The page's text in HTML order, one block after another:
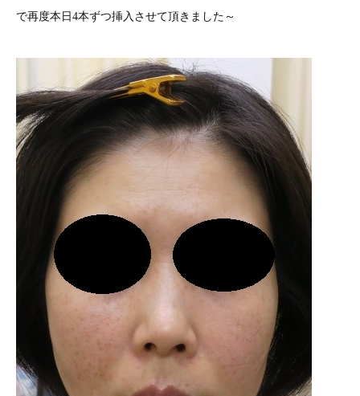
で再度本日4本ずつ挿入させて頂きました～